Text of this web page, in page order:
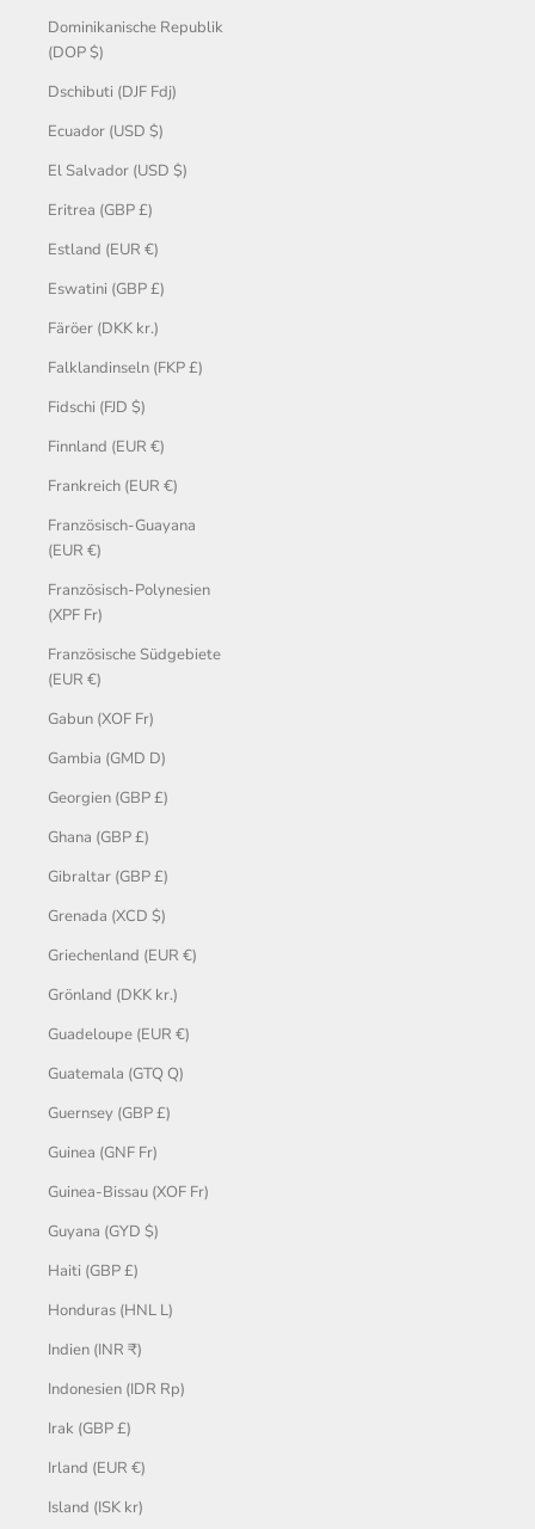
Dominikanische Republik
(DOP $)
Dschibuti (DJF Fdj)
Ecuador (USD $)
El Salvador (USD $)
Eritrea (GBP £)
Estland (EUR €)
Eswatini (GBP £)
Färöer (DKK kr.)
Falklandinseln (FKP £)
Fidschi (FJD $)
Finnland (EUR €)
Frankreich (EUR €)
Französisch-Guayana
(EUR €)
Französisch-Polynesien
(XPF Fr)
Französische Südgebiete
(EUR €)
Gabun (XOF Fr)
Gambia (GMD D)
Georgien (GBP £)
Ghana (GBP £)
Gibraltar (GBP £)
Grenada (XCD $)
Griechenland (EUR €)
Grönland (DKK kr.)
Guadeloupe (EUR €)
Guatemala (GTQ Q)
Guernsey (GBP £)
Guinea (GNF Fr)
Guinea-Bissau (XOF Fr)
Guyana (GYD $)
Haiti (GBP £)
Honduras (HNL L)
Indien (INR ₹)
Indonesien (IDR Rp)
Irak (GBP £)
Irland (EUR €)
Island (ISK kr)